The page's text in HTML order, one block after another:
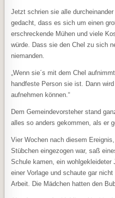
Jetzt schrien sie alle
gedacht, dass es sich um einen
erschreckende Mühen und viele
würde. Dass sie den Chel zu sich
niemanden.
„Wenn sie´s mit dem Chel
handfeste Person sie ist. Dann
aufnehmen können.“
Dem Gemeindevorsteher stand
alles so anders gekommen, als er
Vier Wochen nach diesem
Stübchen eingezogen war, saß
Schule kamen, ein
einer Vorlage und schaute gar
Arbeit. Die Mädchen hatten den